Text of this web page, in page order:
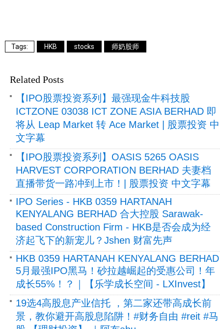
HKB stocks 师奶股师
Related Posts
【IPO股票投资系列】最强现金牛科技股
ICTZONE 03038 ICT ZONE ASIA BERHAD 即
将从 Leap Market 转 Ace Market | 股票投资 中
文字幕
【IPO股票投资系列】OASIS 5265 OASIS
HARVEST CORPORATION BERHAD 夫妻档
直播带货一路冲到上市！| 股票投资 中文字幕
IPO Series - HKB 0359 HARTANAH
KENYALANG BERHAD 合大控股 Sarawak-
based Construction Firm - HKB是否会成为经
济起飞下的新宠儿？Jshen 财富先声
HKB 0359 HARTANAH KENYALANG BERHAD
5月最强IPO黑马！砂拉越崛起的受惠公司！年
成长55%！？｜【乐学成长空间 - LXInvest】
19选4高股息产业信托 ，第二家还带高成长前
景，教你避开高股息陷阱！#财务自由 #reit #马